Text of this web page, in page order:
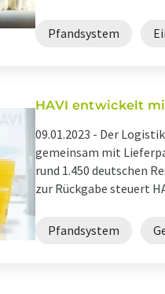
Pfandsystem
HAVI entwickelt
09.01.2023 - Der
gemeinsam mit
rund 1.450 deutschen
zur Rückgabe steuert
Pfandsystem